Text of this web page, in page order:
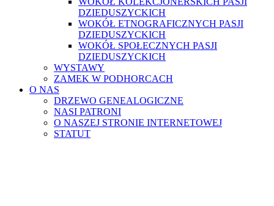
DZIEDUSZYCKICH
WOKÓŁ ETNOGRAFICZNYCH PASJI
DZIEDUSZYCKICH
WOKÓŁ SPOŁECZNYCH PASJI
DZIEDUSZYCKICH
WYSTAWY
ZAMEK W PODHORCACH
O NAS
DRZEWO GENEALOGICZNE
NASI PATRONI
O NASZEJ STRONIE INTERNETOWEJ
STATUT